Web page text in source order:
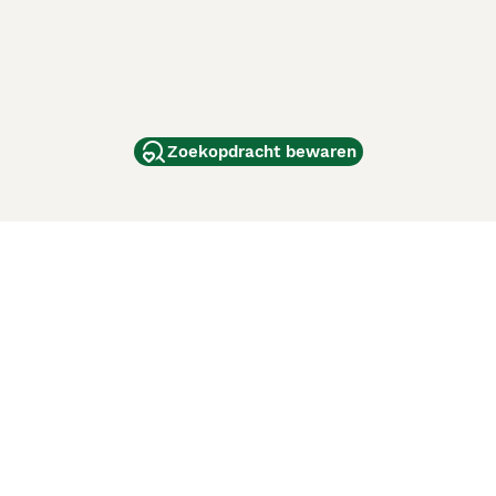
Zoekopdracht bewaren